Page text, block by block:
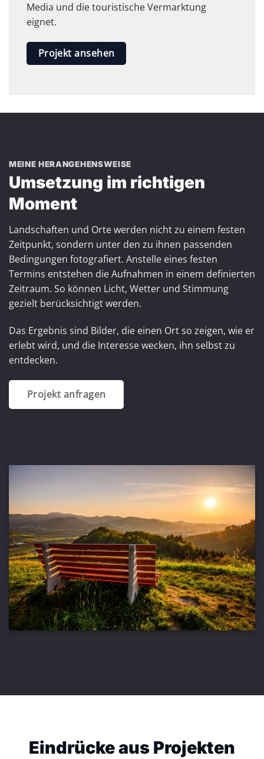
Media und die touristische Vermarktung
eignet.
Projekt ansehen
MEINE HERANGEHENSWEISE
Umsetzung im richtigen
Moment
Landschaften und Orte werden nicht zu einem festen
Zeitpunkt, sondern unter den zu ihnen passenden
Bedingungen fotografiert. Anstelle eines festen
Termins entstehen die Aufnahmen in einem definierten
Zeitraum. So können Licht, Wetter und Stimmung
gezielt berücksichtigt werden.
Das Ergebnis sind Bilder, die einen Ort so zeigen, wie er
erlebt wird, und die Interesse wecken, ihn selbst zu
entdecken.
Projekt anfragen
Eindrücke aus Projekten